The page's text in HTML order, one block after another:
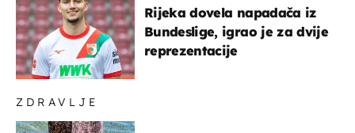
ZDRAVLJE
Rijeka dovela napadača iz
Bundeslige, igrao je za dvije
reprezentacije